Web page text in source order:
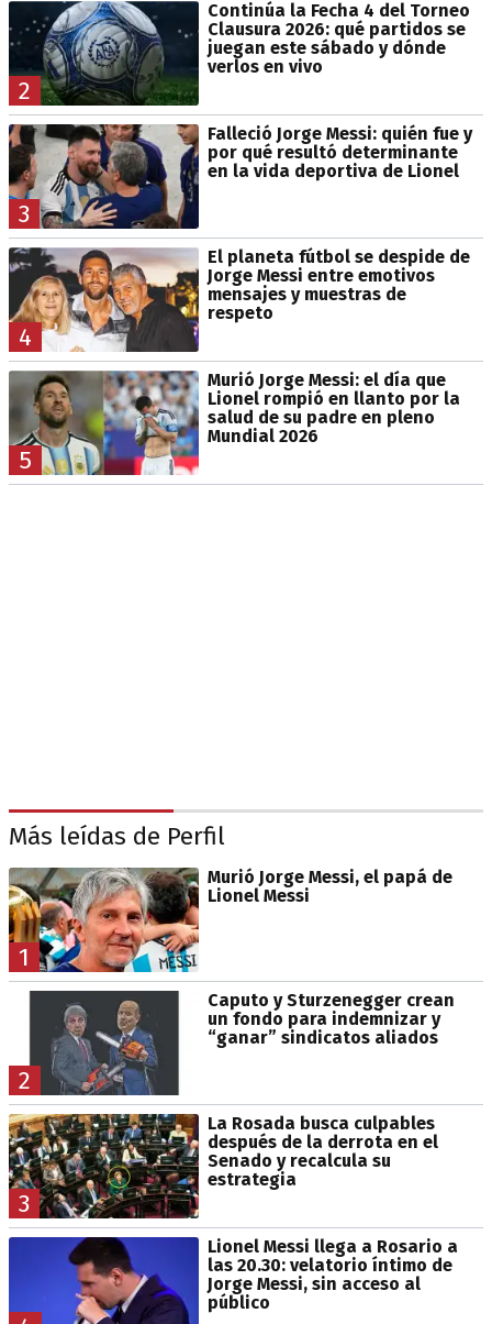
2
Continúa la Fecha 4 del Torneo
Clausura 2026: qué partidos se
juegan este sábado y dónde
verlos en vivo
3
Falleció Jorge Messi: quién fue y
por qué resultó determinante
en la vida deportiva de Lionel
4
El planeta fútbol se despide de
Jorge Messi entre emotivos
mensajes y muestras de
respeto
5
Murió Jorge Messi: el día que
Lionel rompió en llanto por la
salud de su padre en pleno
Mundial 2026
Más leídas de Perfil
1
Murió Jorge Messi, el papá de
Lionel Messi
2
Caputo y Sturzenegger crean
un fondo para indemnizar y
“ganar” sindicatos aliados
3
La Rosada busca culpables
después de la derrota en el
Senado y recalcula su
estrategia
Lionel Messi llega a Rosario a
las 20.30: velatorio íntimo de
Jorge Messi, sin acceso al
público